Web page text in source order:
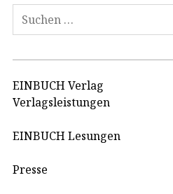
Suchen
EINBUCH Verlag
Verlagsleistungen
EINBUCH Lesungen
Presse